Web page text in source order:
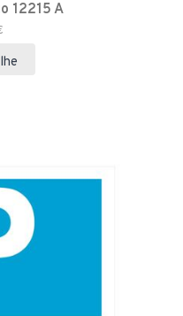
12215 A